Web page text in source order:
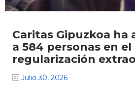
Caritas Gipuzkoa ha
a 584 personas en
regularización
Julio 30, 2026